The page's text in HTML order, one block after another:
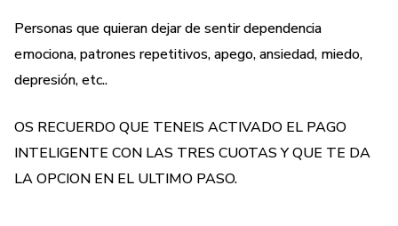
Personas que quieran dejar de sentir dependencia
emociona, patrones repetitivos, apego, ansiedad, miedo,
depresión, etc..
OS RECUERDO QUE TENEIS ACTIVADO EL PAGO
INTELIGENTE CON LAS TRES CUOTAS Y QUE TE DA
LA OPCION EN EL ULTIMO PASO.